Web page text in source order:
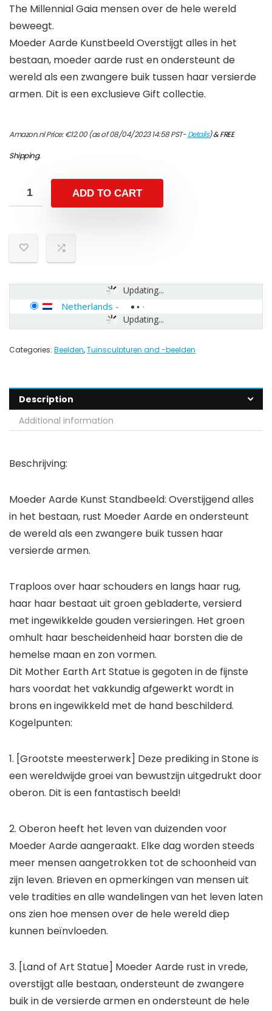
The Millennial Gaia mensen over de hele wereld
beweegt.
Moeder Aarde Kunstbeeld Overstijgt alles in het
bestaan, moeder aarde rust en ondersteunt de
wereld als een zwangere buik tussen haar versierde
armen. Dit is een exclusieve Gift collectie.
Amazon.nl Price:€12.00(as of 08/04/2023 14:58 PST-Details)&FREE
Shipping.
ADD TO CART
Updating...
Updating...
Netherlands -
Categories: Beelden,Tuinsculpturen and -beelden
Description
Additional information
Beschrijving:
Moeder Aarde Kunst Standbeeld: Overstijgend alles
in het bestaan, rust Moeder Aarde en ondersteunt
de wereld als een zwangere buik tussen haar
versierde armen.
Traploos over haar schouders en langs haar rug,
haar haar bestaat uit groen gebladerte, versierd
met ingewikkelde gouden versieringen. Het groen
omhult haar bescheidenheid haar borsten die de
hemelse maan en zon vormen.
Dit Mother Earth Art Statue is gegoten in de fijnste
hars voordat het vakkundig afgewerkt wordt in
brons en ingewikkeld met de hand beschilderd.
Kogelpunten:
1. [Grootste meesterwerk] Deze prediking in Stone is
een wereldwijde groei van bewustzijn uitgedrukt door
oberon. Dit is een fantastisch beeld!
2. Oberon heeft het leven van duizenden voor
Moeder Aarde aangeraakt. Elke dag worden steeds
meer mensen aangetrokken tot de schoonheid van
zijn leven. Brieven en opmerkingen van mensen uit
vele tradities en alle wandelingen van het leven laten
ons zien hoe mensen over de hele wereld diep
kunnen beïnvloeden.
3. [Land of Art Statue] Moeder Aarde rust in vrede,
overstijgt alle bestaan, ondersteunt de zwangere
buik in de versierde armen en ondersteunt de hele